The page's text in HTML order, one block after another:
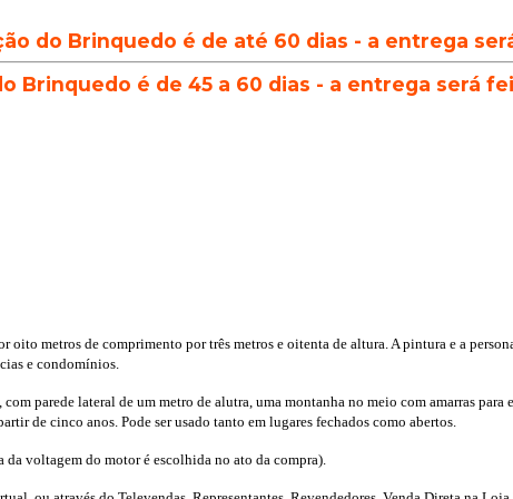
do Brinquedo é de até 60 dias - a entrega
Brinquedo é de 45 a 60 dias - a entrega será
oito metros de comprimento por três metros e oitenta de altura. A pintura e a
e condomínios.
parede lateral de um metro de alutra, uma montanha no meio com amarras
de cinco anos. Pode ser usado tanto em lugares fechados como abertos.
voltagem do motor é escolhida no ato da compra).